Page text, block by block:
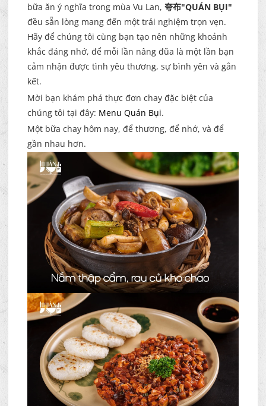
bữa ăn ý nghĩa trong mùa Vu Lan, 夸布"QUÁN BỤI"
đều sẵn lòng mang đến một trải nghiệm trọn vẹn.
Hãy để chúng tôi cùng bạn tạo nên những khoảnh
khắc đáng nhớ, để mỗi lần nâng đũa là một lần bạn
cảm nhận được tình yêu thương, sự bình yên và gắn
kết.
Mời bạn khám phá thực đơn chay đặc biệt của
chúng tôi tại đây: Menu Quán Bụi.
Một bữa chay hôm nay, để thương, để nhớ, và để
gần nhau hơn.